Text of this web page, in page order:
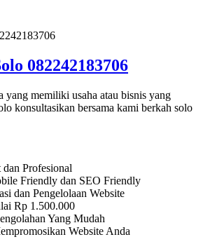
082242183706
yang memiliki usaha atau bisnis yang
konsultasikan bersama kami berkah solo
dan Profesional
Friendly dan SEO Friendly
dan Pengelolaan Website
Rp 1.500.000
Yang Mudah
Website Anda